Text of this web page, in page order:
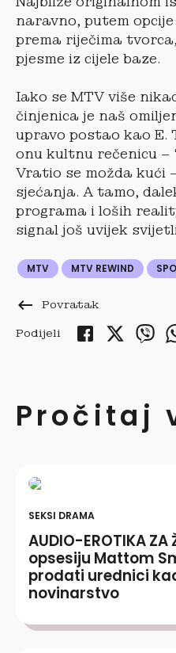
naravno, putem
prema riječima
pjesme iz cijele baze.
Iako se MTV više
činjenica je naš
upravo postao kao E.
onu kultnu rečenicu –
Vratio se možda kući
sjećanja. A tamo,
programa i loših
signal još uvijek
MTV MTV REWIND
keyboard_backspace Povratak
Podijeli
Pročitaj
SEKSI DRAMA
AUDIO-EROTIKA ZA
opsesiju Mattom
prodati urednici
novinarstvo